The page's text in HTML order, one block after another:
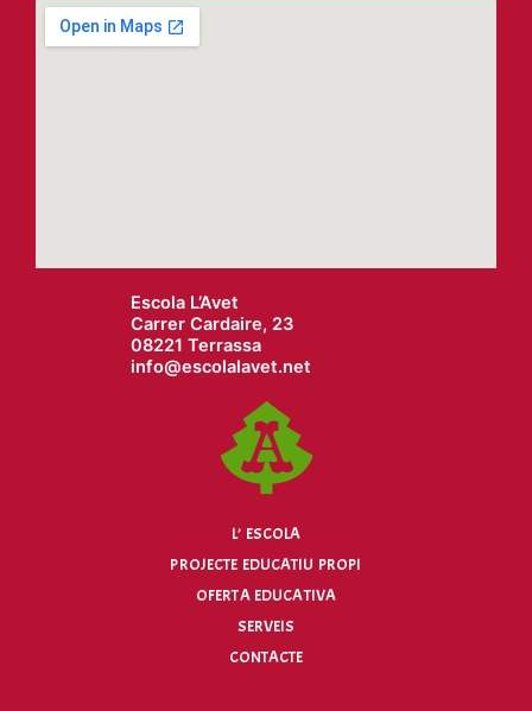
Escola L’Avet
Carrer Cardaire, 23
08221 Terrassa
info@escolalavet.net
L’ ESCOLA
PROJECTE EDUCATIU PROPI
OFERTA EDUCATIVA
SERVEIS
CONTACTE